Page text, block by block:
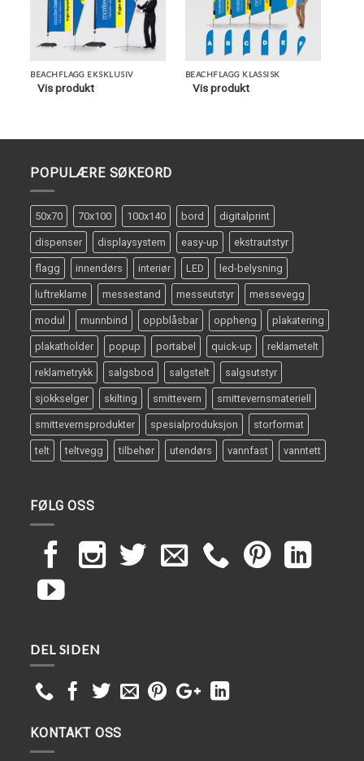
BEACHFLAGG EKSKLUSIV
Vis produkt
BEACHFLAGG KLASSISK
Vis produkt
POPULÆRE SØKEORD
50x70 70x100 100x140 bord digitalprint
dispenser displaysystem easy-up ekstrautstyr
flagg innendørs interiør LED led-belysning
luftreklame messestand messeutstyr messevegg
modul munnbind oppblåsbar oppheng plakatering
plakatholder popup portabel quick-up reklametelt
reklametrykk salgsbod salgstelt salgsutstyr
sjokkselger skilting smittevern smittevernsmateriell
smittevernsprodukter spesialproduksjon storformat
telt teltvegg tilbehør utendørs vannfast vanntett
FØLG OSS
DEL SIDEN
KONTAKT OSS